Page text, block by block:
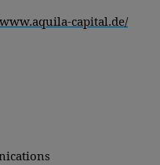
capital.de/